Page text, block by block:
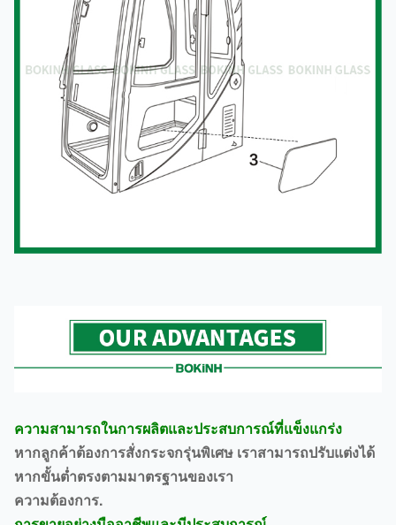
ความสามารถในการผลิตและประสบการณ์ที่แข็งแกร่ง
หากลูกค้าต้องการสั่งกระจกรุ่นพิเศษ เราสามารถปรับแต่งได้
หากขั้นต่ำตรงตามมาตรฐานของเรา
ความต้องการ.